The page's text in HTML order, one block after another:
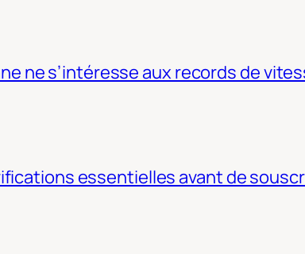
ne s’intéresse aux records de
essentielles avant de